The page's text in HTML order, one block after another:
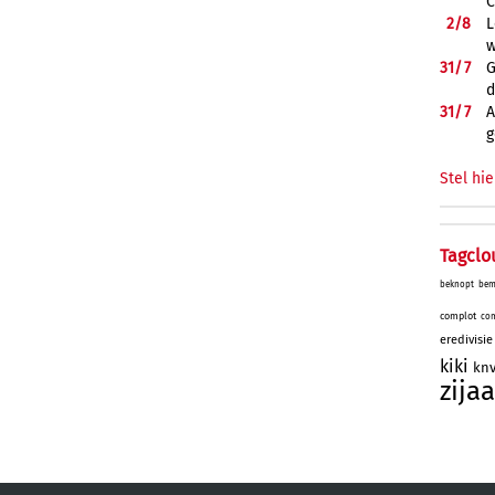
2/8
31/7
31/7
Stel
beknopt
complot
eredivisie
kiki